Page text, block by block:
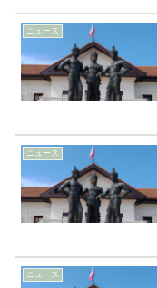
ニュース
ニュース
ニュース